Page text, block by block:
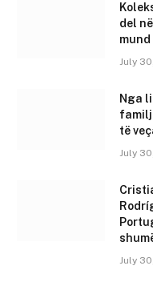
del
July
Nga
të
July
July